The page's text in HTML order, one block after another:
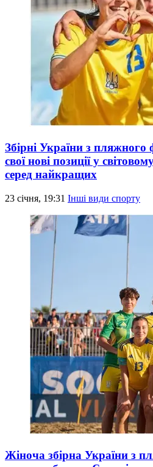
Збірні України з пляжного
свої нові позиції у
серед найкращих
23 січня, 19:31 Інші види спорту
Жіноча збірна України з